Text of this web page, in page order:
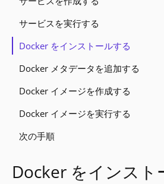
サービスを実行する
Docker をインストールする
Docker メタデータを追加する
Docker イメージを作成する
Docker イメージを実行する
次の手順
Docker をインスト